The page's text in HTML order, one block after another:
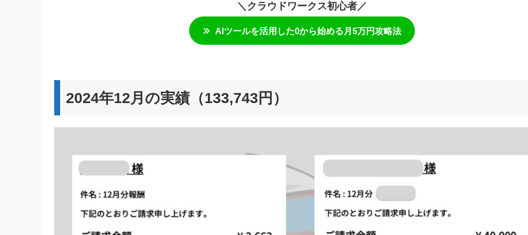
＼クラウドワークス初心者／
AIツールを活用した0から始める月5万円攻略法
2024年12月の実績（133,743円）